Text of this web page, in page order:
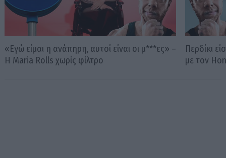
«Εγώ είμαι η ανάπηρη, αυτοί είναι οι μ***ες» –
Η Maria Rolls χωρίς φίλτρο
Περδίκι
με τον